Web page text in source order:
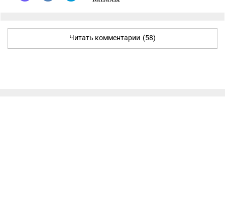
Читать комментарии (58)